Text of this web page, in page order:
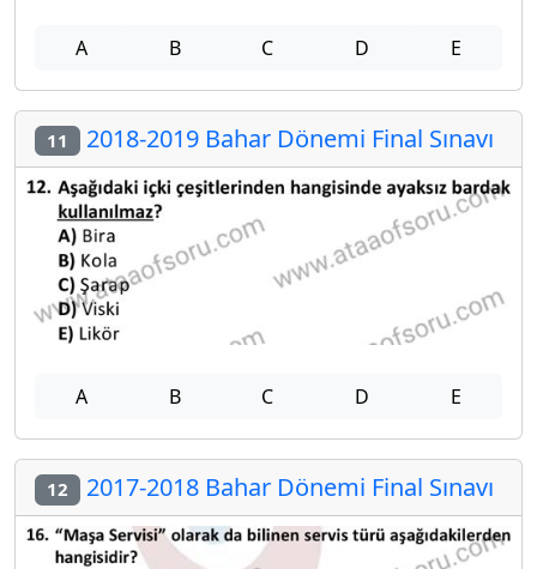
A B C D E
11 2018-2019 Bahar Dönemi Final Sınavı
A B C D E
12 2017-2018 Bahar Dönemi Final Sınavı